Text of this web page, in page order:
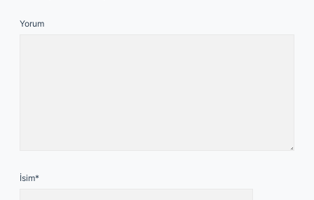
Yorum
İsim*